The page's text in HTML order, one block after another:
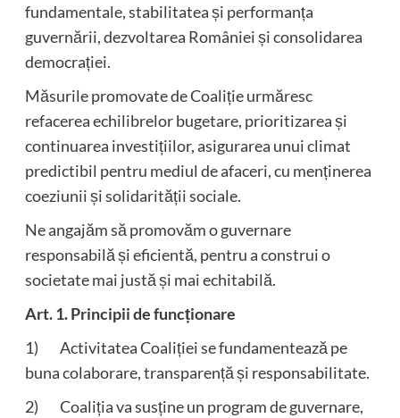
fundamentale, stabilitatea și performanța
guvernării, dezvoltarea României și consolidarea
democrației.
Măsurile promovate de Coaliție urmăresc
refacerea echilibrelor bugetare, prioritizarea și
continuarea investițiilor, asigurarea unui climat
predictibil pentru mediul de afaceri, cu menținerea
coeziunii și solidarității sociale.
Ne angajăm să promovăm o guvernare
responsabilă și eficientă, pentru a construi o
societate mai justă și mai echitabilă.
Art. 1. Principii de funcționare
1) Activitatea Coaliției se fundamentează pe
buna colaborare, transparență și responsabilitate.
2) Coaliția va susține un program de guvernare,